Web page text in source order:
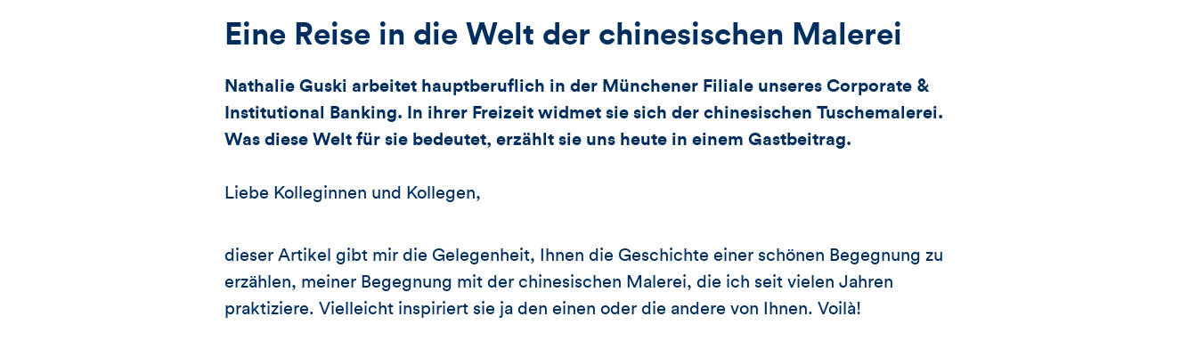
Likes
und
Kommentare
Artikels
Eine Reise in die Welt der chinesischen Malerei
Nathalie Guski arbeitet hauptberuflich in der Münchener Filiale unseres Corporate &
Institutional Banking. In ihrer Freizeit widmet sie sich der chinesischen Tuschemalerei.
Was diese Welt für sie bedeutet, erzählt sie uns heute in einem Gastbeitrag.
Liebe Kolleginnen und Kollegen,
dieser Artikel gibt mir die Gelegenheit, Ihnen die Geschichte einer schönen Begegnung zu
erzählen, meiner Begegnung mit der chinesischen Malerei, die ich seit vielen Jahren
praktiziere. Vielleicht inspiriert sie ja den einen oder die andere von Ihnen. Voilà!